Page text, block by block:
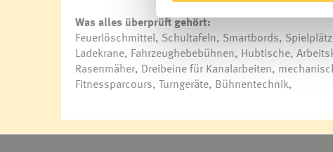
Was alles überprüft gehört:
Feuerlöschmittel, Schultafeln, Smartbords,
Ladekrane, Fahrzeughebebühnen, Hubtische,
Rasenmäher, Dreibeine für Kanalarbeiten,
Fitnessparcours, Turngeräte, Bühnentechnik,